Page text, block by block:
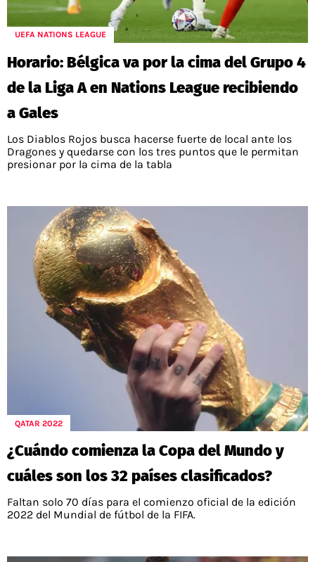
UEFA NATIONS LEAGUE
Horario: Bélgica va por la cima del Grupo 4
de la Liga A en Nations League recibiendo
a Gales
Los Diablos Rojos busca hacerse fuerte de local ante los
Dragones y quedarse con los tres puntos que le permitan
presionar por la cima de la tabla
QATAR 2022
¿Cuándo comienza la Copa del Mundo y
cuáles son los 32 países clasificados?
Faltan solo 70 días para el comienzo oficial de la edición
2022 del Mundial de fútbol de la FIFA.